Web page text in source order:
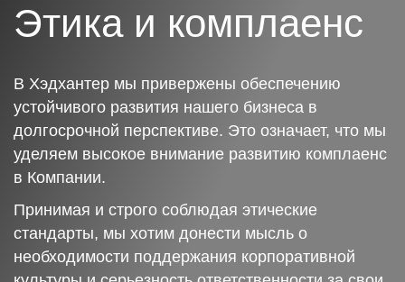
Этика и комплаенс
В Хэдхантер мы привержены обеспечению
устойчивого развития нашего бизнеса в
долгосрочной перспективе. Это означает, что мы
уделяем высокое внимание развитию комплаенс
в Компании.
Принимая и строго соблюдая этические
стандарты, мы хотим донести мысль о
необходимости поддержания корпоративной